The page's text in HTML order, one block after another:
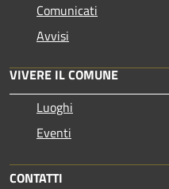
Comunicati
Avvisi
VIVERE IL COMUNE
Luoghi
Eventi
CONTATTI